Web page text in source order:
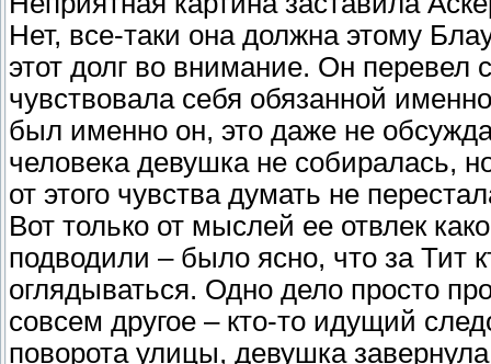
Нет, все-таки она должна этому
этот долг во внимание. Он перевел
чувствовала себя обязанной
был именно он, это даже не
человека девушка не собиралась,
от этого чувства думать не
Вот только от мыслей ее отвлек
подводили – было ясно, что за Тит
оглядываться. Одно дело просто
совсем другое – кто-то идущий
поворота улицы, девушка